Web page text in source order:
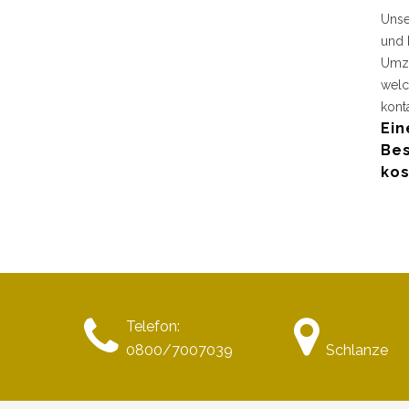
und
Telefon:
0800/7007039
Schlanze